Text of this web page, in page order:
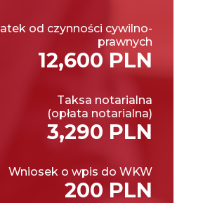
od czynności cywilno-
prawnych
12,600 PLN
Taksa notarialna
(opłata notarialna)
3,290 PLN
Wniosek o wpis do WKW
200 PLN